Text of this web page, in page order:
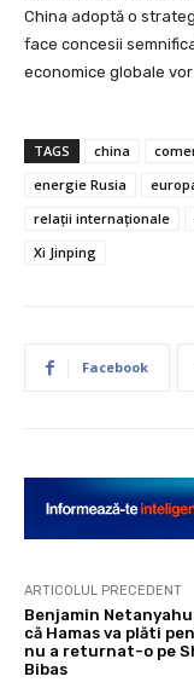
China adoptă o
face concesii
economice globale
TAGS china
energie Rusia
relații internaționale
Xi Jinping
Facebook
ARTICOLUL PRECEDENT
Benjamin
că Hamas va plăti
nu a returnat-o pe
Bibas